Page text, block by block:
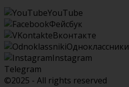
YouTube
Фейсбук
Вконтакте
Одноклассники
Instagram
Telegram
©2025 - All rights reserved